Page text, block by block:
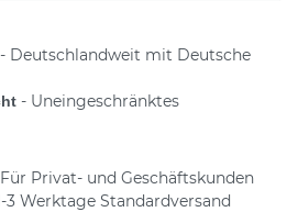
- Deutschlandweit mit Deutsche
- Uneingeschränktes
Privat- und Geschäftskunden
3 Werktage Standardversand